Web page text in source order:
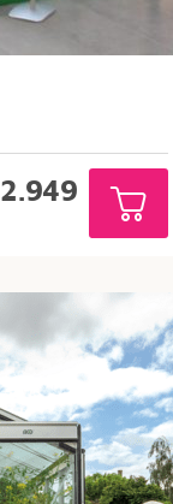
2.949Prijsklasse:
€2.149